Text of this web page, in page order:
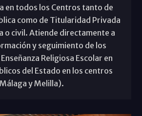
en todos los Centros tanto de
como de Titularidad Privada
o civil. Atiende directamente a
y seguimiento de los
Religiosa Escolar en
del Estado en los centros
y Melilla).